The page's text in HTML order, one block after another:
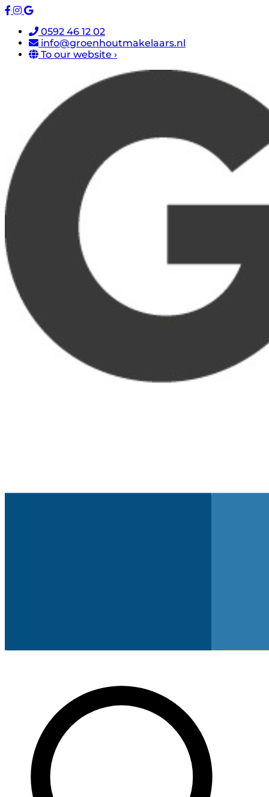
0592 46 12 02
info@groenhoutmakelaars.nl
To our website ›